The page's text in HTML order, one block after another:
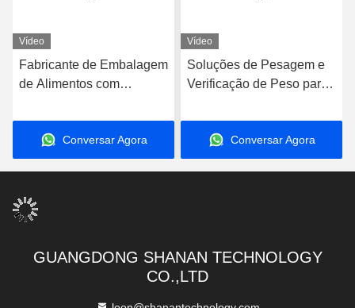
Vídeo
Fabricante de Embalagem
de Alimentos com
Automática e Verificadora
Conversar Agora
Vídeo
Soluções de Pesagem e
Verificação de Peso para
Balanças Verificadoras e
Transportadoras
Conversar Agora
GUANGDONG SHANAN TECHNOLOGY
CO.,LTD